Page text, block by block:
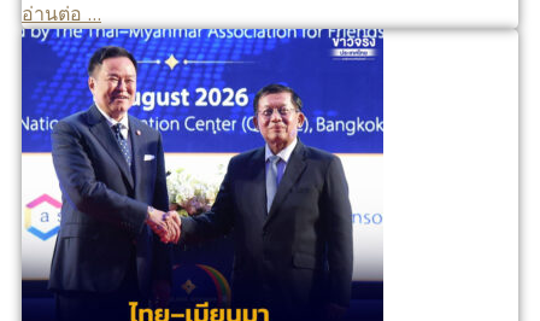
อ่านต่อ ...